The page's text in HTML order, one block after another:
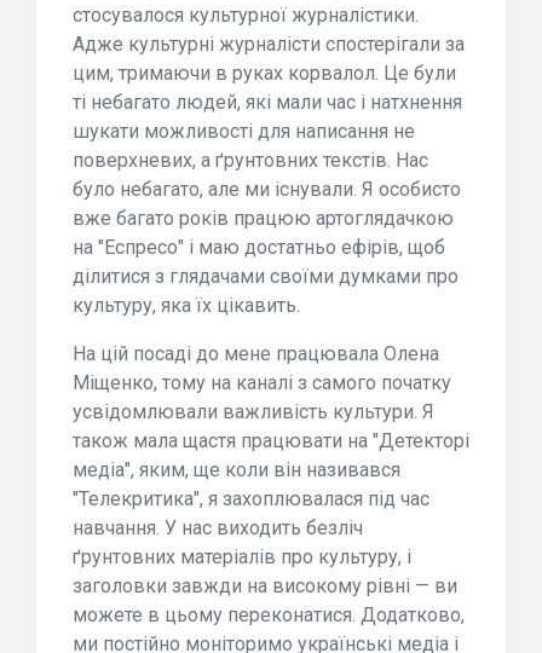
стосувалося культурної журналістики.
Адже культурні журналісти спостерігали за
цим, тримаючи в руках корвалол. Це були
ті небагато людей, які мали час і натхнення
шукати можливості для написання не
поверхневих, а ґрунтовних текстів. Нас
було небагато, але ми існували. Я особисто
вже багато років працюю артоглядачкою
на "Еспресо" і маю достатньо ефірів, щоб
ділитися з глядачами своїми думками про
культуру, яка їх цікавить.
На цій посаді до мене працювала Олена
Міщенко, тому на каналі з самого початку
усвідомлювали важливість культури. Я
також мала щастя працювати на "Детекторі
медіа", яким, ще коли він називався
"Телекритика", я захоплювалася під час
навчання. У нас виходить безліч
ґрунтовних матеріалів про культуру, і
заголовки завжди на високому рівні — ви
можете в цьому переконатися. Додатково,
ми постійно моніторимо українські медіа і